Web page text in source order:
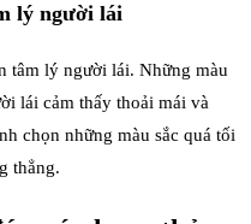
lý người lái
tâm lý người lái. Những màu
lái cảm thấy thoải mái và
chọn những màu sắc quá tối
thẳng.